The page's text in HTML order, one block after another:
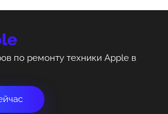
по ремонту техники Apple в